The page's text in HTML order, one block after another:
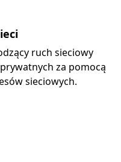
ruch sieciowy
za pomocą
sieciowych.